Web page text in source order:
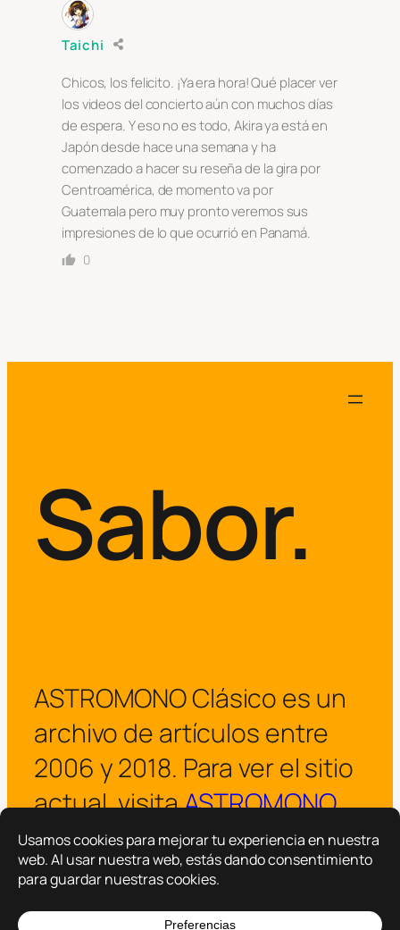
Taichi
Chicos, los felicito. ¡Ya era hora! Qué placer ver
los videos del concierto aún con muchos días
de espera. Y eso no es todo, Akira ya está en
Japón desde hace una semana y ha
comenzado a hacer su reseña de la gira por
Centroamérica, de momento va por
Guatemala pero muy pronto veremos sus
impresiones de lo que ocurrió en Panamá.
0
Sabor.
ASTROMONO Clásico es un
archivo de artículos entre
2006 y 2018. Para ver el sitio
actual, visitaASTROMONO.
¡Visitar ASTROMONO ya!
Copyright © 2025 –ASTROMONO Hazlo por familia.